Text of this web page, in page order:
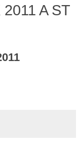
A ST